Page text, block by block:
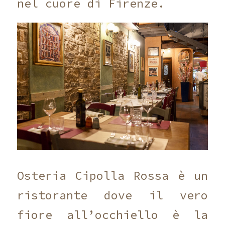
nel cuore di Firenze.
Osteria Cipolla Rossa è un
ristorante dove il vero
fiore all’occhiello è la